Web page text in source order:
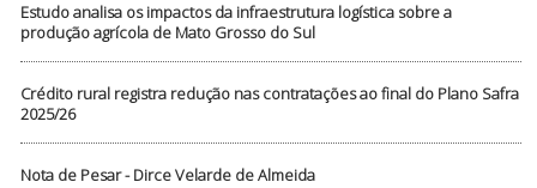
Estudo analisa os impactos da infraestrutura logística sobre a
produção agrícola de Mato Grosso do Sul
Crédito rural registra redução nas contratações ao final do Plano Safra
2025/26
Nota de Pesar - Dirce Velarde de Almeida